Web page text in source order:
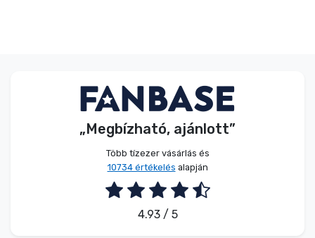
„Megbízható, ajánlott”
Több tízezer vásárlás és
10734 értékelés alapján
4.93 / 5